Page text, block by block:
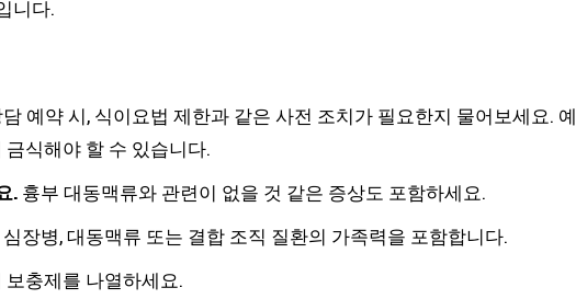
니다.
예약 시, 식이요법 제한과 같은 사전 조치가 필요한지 물어보세요. 예
식해야 할 수 있습니다.
. 흉부 대동맥류와 관련이 없을 것 같은 증상도 포함하세요.
심장병, 대동맥류 또는 결합 조직 질환의 가족력을 포함합니다.
보충제를 나열하세요.